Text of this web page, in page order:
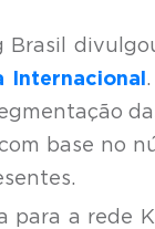
Brasil
Internacional
base no
para a rede